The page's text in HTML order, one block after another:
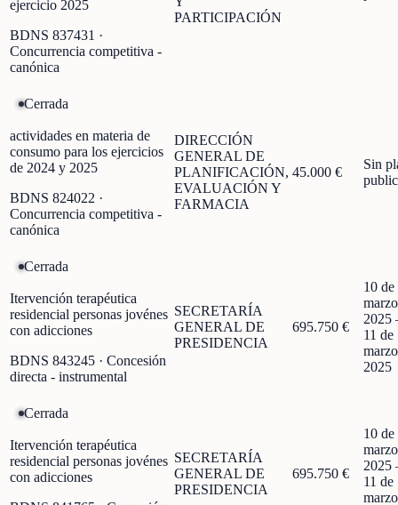
ejercicio 2025
BDNS 837431 ·
Concurrencia competitiva -
canónica
PARTICIPACIÓN
Cerrada
actividades en materia de
consumo para los ejercicios
de 2024 y 2025
BDNS 824022 ·
Concurrencia competitiva -
canónica
DIRECCIÓN
GENERAL DE
PLANIFICACIÓN,
EVALUACIÓN Y
FARMACIA
45.000 €
Sin
Cerrada
Itervención terapéutica
residencial personas jovénes
con adicciones
BDNS 843245 · Concesión
directa - instrumental
SECRETARÍA
GENERAL DE
PRESIDENCIA
695.750 €
10 de
2025
11 de
2025
Cerrada
Itervención terapéutica
residencial personas jovénes
con adicciones
SECRETARÍA
GENERAL DE
PRESIDENCIA
695.750 €
10 de
2025
11 de